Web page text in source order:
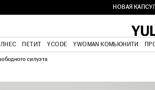
НОВАЯ
ПЕТИТ YCODE YWOMAN КОМЬЮНИТИ
силуэта